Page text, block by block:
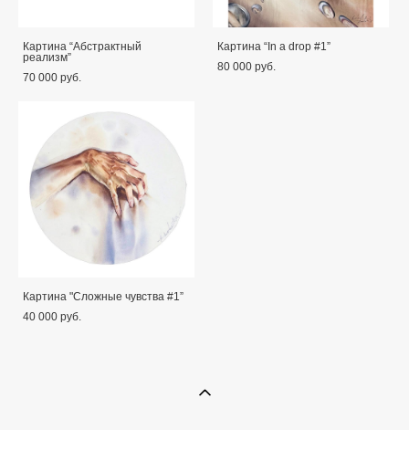
Картина “Абстрактный
реализм”
70 000 pуб.
Картина “In a drop #1”
80 000 pуб.
Картина "Сложные чувства #1”
40 000 pуб.